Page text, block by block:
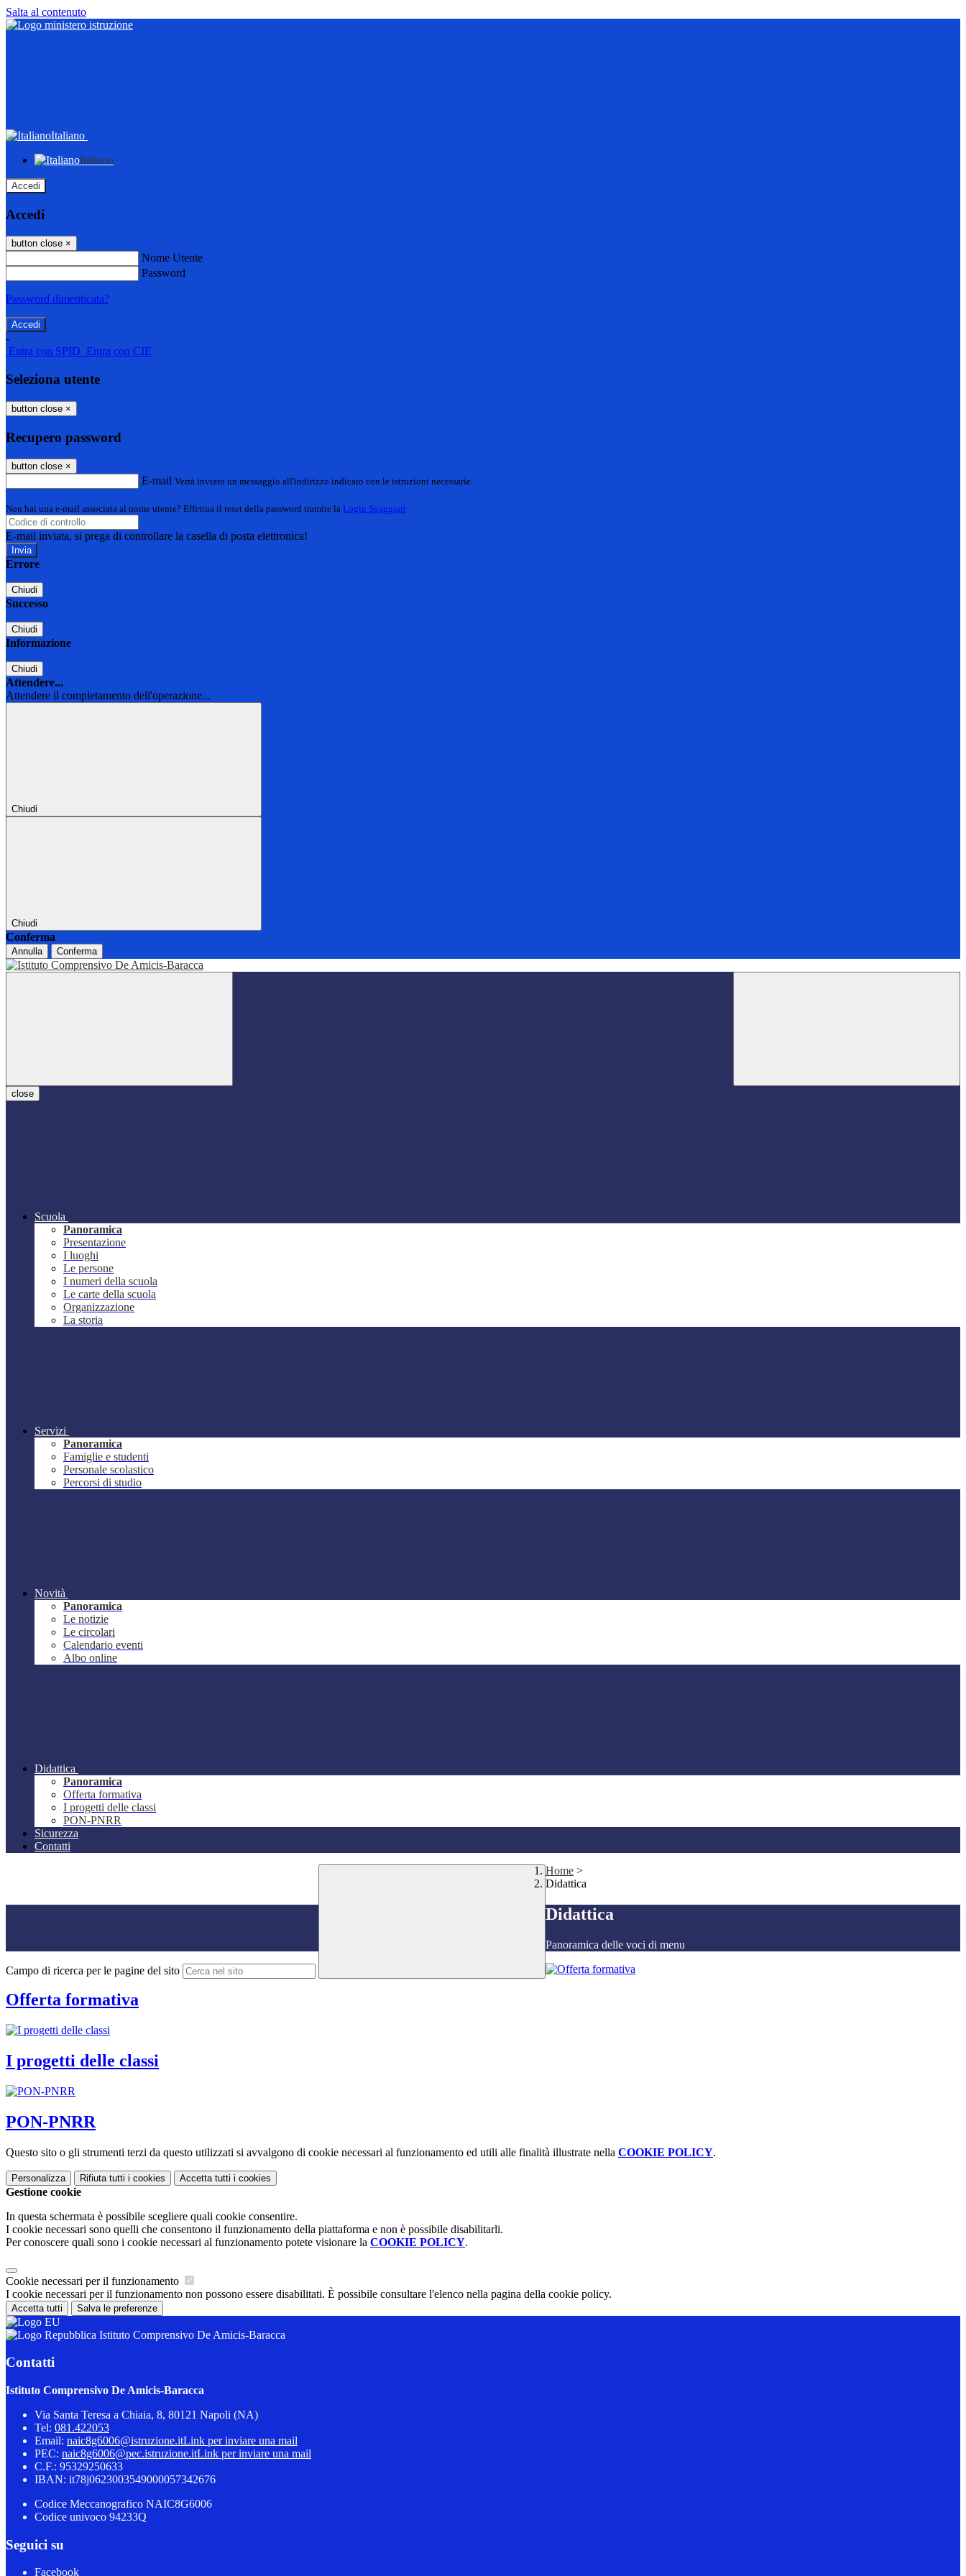
Salta al contenuto
Italiano
Italiano
Accedi
Accedi
button close ×
Nome Utente
Password
Password dimenticata?
-
Entra con SPID Entra con CIE
Seleziona utente
button close ×
Recupero password
button close ×
E-mail Verrà inviato un messaggio all'indirizzo indicato con le istruzioni necessarie.
Non hai una e-mail associata al nome utente? Effettua il reset della password tramite la Login Spaggiari
E-mail inviata, si prega di controllare la casella di posta elettronica!
Errore
Chiudi
Successo
Chiudi
Informazione
Chiudi
Attendere...
Attendere il completamento dell'operazione...
Chiudi
Chiudi
Conferma
Annulla Conferma
close
Scuola
Panoramica
Presentazione
I luoghi
Le persone
I numeri della scuola
Le carte della scuola
Organizzazione
La storia
Servizi
Panoramica
Famiglie e studenti
Personale scolastico
Percorsi di studio
Novità
Panoramica
Le notizie
Le circolari
Calendario eventi
Albo online
Didattica
Panoramica
Offerta formativa
I progetti delle classi
PON-PNRR
Sicurezza
Contatti
Campo di ricerca per le pagine del sito
Home >
Didattica
Didattica
Panoramica delle voci di menu
Offerta formativa
I progetti delle classi
PON-PNRR
Questo sito o gli strumenti terzi da questo utilizzati si avvalgono di cookie necessari al funzionamento ed utili alle finalità illustrate nella COOKIE POLICY.
Personalizza Rifiuta tutti i cookies Accetta tutti i cookies
Gestione cookie
In questa schermata è possibile scegliere quali cookie consentire.
I cookie necessari sono quelli che consentono il funzionamento della piattaforma e non è possibile disabilitarli.
Per conoscere quali sono i cookie necessari al funzionamento potete visionare la COOKIE POLICY.
Cookie necessari per il funzionamento
I cookie necessari per il funzionamento non possono essere disabilitati. È possibile consultare l'elenco nella pagina della cookie policy.
Accetta tutti Salva le preferenze
Istituto Comprensivo De Amicis-Baracca
Contatti
Istituto Comprensivo De Amicis-Baracca
Via Santa Teresa a Chiaia, 8, 80121 Napoli (NA)
Tel: 081.422053
Email: naic8g6006@istruzione.itLink per inviare una mail
PEC: naic8g6006@pec.istruzione.itLink per inviare una mail
C.F.: 95329250633
IBAN: it78j0623003549000057342676
Codice Meccanografico NAIC8G6006
Codice univoco 94233Q
Seguici su
Facebook